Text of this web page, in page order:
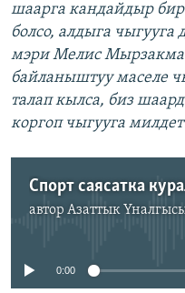
шаарга кандайдыр бир
болсо, алдыга
мэри Мелис
байланыштуу маселе
талап кылса, биз
коргоп чыгууга
Спорт саясатка
автор Азаттык Үналгысы |
No media
0:00